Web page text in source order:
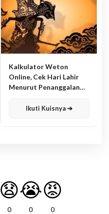
Kalkulator Weton
Online, Cek Hari Lahir
Menurut Penanggalan
Ikuti Kuisnya ➔
😧
0
😭
0
😡
0